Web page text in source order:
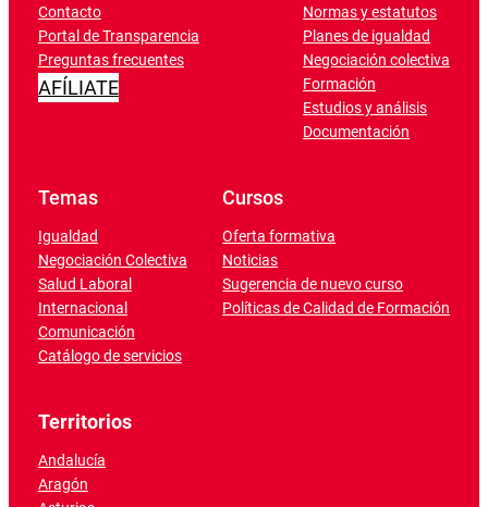
Contacto
Portal de Transparencia
Preguntas frecuentes
AFÍLIATE
Normas y estatutos
Planes de igualdad
Negociación colectiva
Formación
Estudios y análisis
Documentación
Temas
Igualdad
Negociación Colectiva
Salud Laboral
Internacional
Comunicación
Catálogo de servicios
Cursos
Oferta formativa
Noticias
Sugerencia de nuevo curso
Políticas de Calidad de Formación
Territorios
Andalucía
Aragón